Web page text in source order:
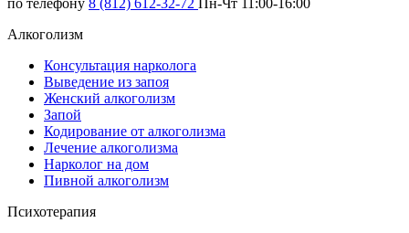
Алкоголизм
Консультация нарколога
Выведение из запоя
Женский алкоголизм
Запой
Кодирование от алкоголизма
Лечение алкоголизма
Нарколог на дом
Пивной алкоголизм
Психотерапия